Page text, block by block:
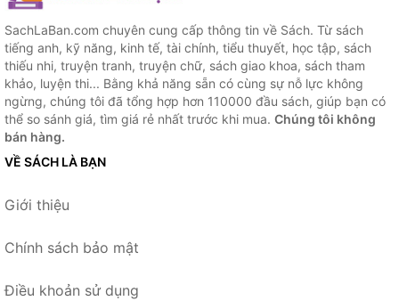
SachLaBan.com chuyên cung cấp thông tin về Sách. Từ sách
tiếng anh, kỹ năng, kinh tế, tài chính, tiểu thuyết, học tập, sách
thiếu nhi, truyện tranh, truyện chữ, sách giao khoa, sách tham
khảo, luyện thi... Bằng khả năng sẵn có cùng sự nỗ lực không
ngừng, chúng tôi đã tổng hợp hơn 110000 đầu sách, giúp bạn có
thể so sánh giá, tìm giá rẻ nhất trước khi mua. Chúng tôi không
bán hàng.
VỀ SÁCH LÀ BẠN
Giới thiệu
Chính sách bảo mật
Điều khoản sử dụng